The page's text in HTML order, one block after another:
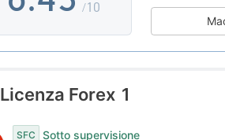
7
8
5
6
4
5
/10
Licenza Forex 1
SFC Sotto supervisione